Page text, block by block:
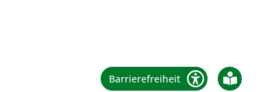
Barrierefreiheit